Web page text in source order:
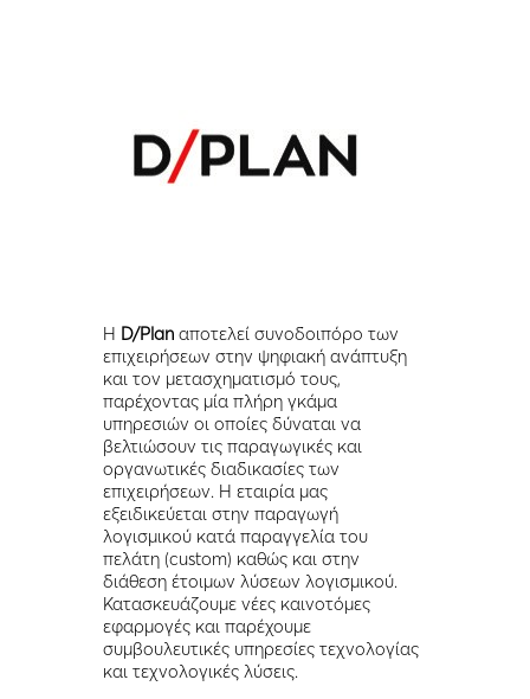
Η D/Plan αποτελεί συνοδοιπόρο των
επιχειρήσεων στην ψηφιακή ανάπτυξη
και τον μετασχηματισμό τους,
παρέχοντας μία πλήρη γκάμα
υπηρεσιών οι οποίες δύναται να
βελτιώσουν τις παραγωγικές και
οργανωτικές διαδικασίες των
επιχειρήσεων. Η εταιρία μας
εξειδικεύεται στην παραγωγή
λογισμικού κατά παραγγελία του
πελάτη (custom) καθώς και στην
διάθεση έτοιμων λύσεων λογισμικού.
Κατασκευάζουμε νέες καινοτόμες
εφαρμογές και παρέχουμε
συμβουλευτικές υπηρεσίες τεχνολογίας
και τεχνολογικές λύσεις.